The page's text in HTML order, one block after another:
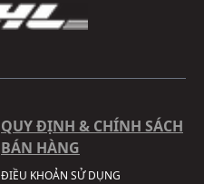
QUY ĐỊNH & CHÍNH SÁCH
BÁN HÀNG
ĐIỀU KHOẢN SỬ DỤNG